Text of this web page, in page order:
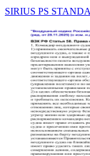
SIRIUS PS